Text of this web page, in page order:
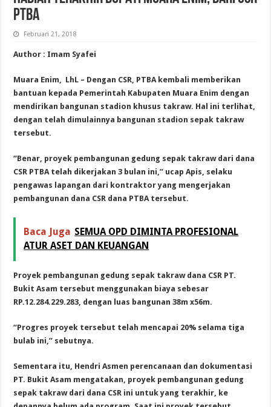
PTBA
Februari 21, 2018
Author : Imam Syafei
Muara Enim, LhL – Dengan CSR, PTBA kembali memberikan
bantuan kepada Pemerintah Kabupaten Muara Enim dengan
mendirikan bangunan stadion khusus takraw. Hal ini terlihat,
dengan telah dimulainnya bangunan stadion sepak takraw
tersebut.
“Benar, proyek pembangunan gedung sepak takraw dari dana
CSR PTBA telah dikerjakan 3 bulan ini,” ucap Apis, selaku
pengawas lapangan dari kontraktor yang mengerjakan
pembangunan dana CSR dana PTBA tersebut.
Baca Juga SEMUA OPD DIMINTA PROFESIONAL
ATUR ASET DAN KEUANGAN
Proyek pembangunan gedung sepak takraw dana CSR PT.
Bukit Asam tersebut menggunakan biaya sebesar
RP.12.284.229.283, dengan luas bangunan 38m x56m.
“Progres proyek tersebut telah mencapai 20% selama tiga
bulab ini,” sebutnya.
Sementara itu, Hendri Asmen perencanaan dan dokumentasi
PT. Bukit Asam mengatakan, proyek pembangunan gedung
sepak takraw dari dana CSR ini untuk yang terakhir, ke